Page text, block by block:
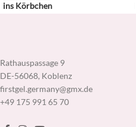
ins Körbchen
Rathauspassage 9
DE-56068, Koblenz
firstgel.germany@gmx.de
+49 175 991 65 70